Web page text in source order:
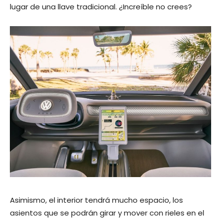
lugar de una llave tradicional. ¿Increíble no crees?
Asimismo, el interior tendrá mucho espacio, los
asientos que se podrán girar y mover con rieles en el